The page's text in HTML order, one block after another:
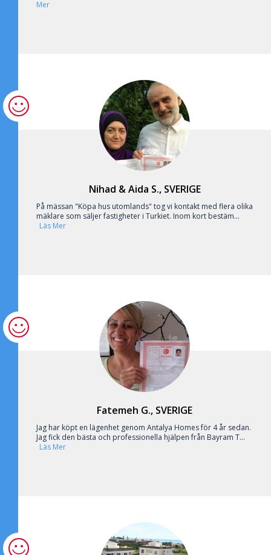
Mer
Nihad & Aida S., SVERIGE
På mässan "Köpa hus utomlands" tog vi kontakt med flera olika
mäklare som säljer fastigheter i Turkiet. Inom kort bestäm...
Läs Mer
Fatemeh G., SVERIGE
Jag har köpt en lägenhet genom Antalya Homes för 4 år sedan.
Jag fick den bästa och professionella hjälpen från Bayram T...
Läs Mer